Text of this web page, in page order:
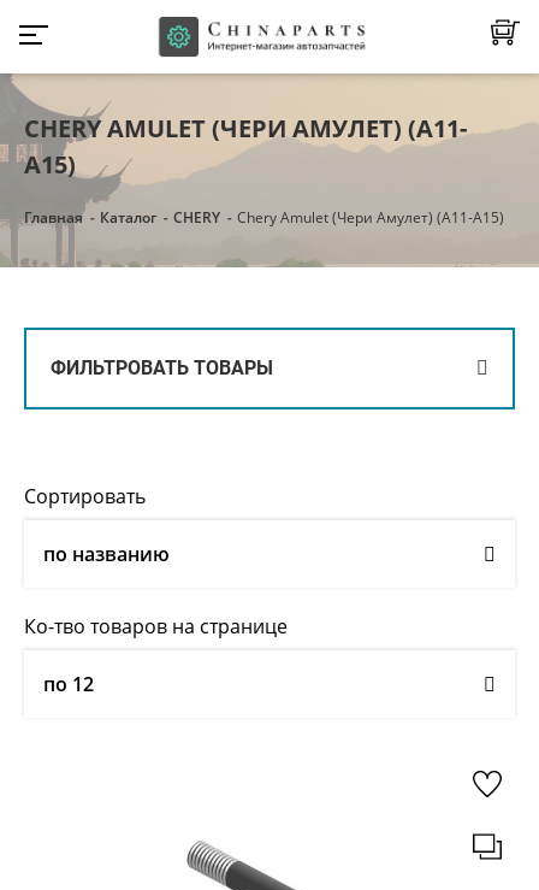
CHERY AMULET (ЧЕРИ АМУЛЕТ) (А11-
А15)
Главная Каталог CHERY Chery Amulet (Чери Амулет) (А11-А15)
ФИЛЬТРОВАТЬ ТОВАРЫ
Сортировать
по названию
Ко-тво товаров на странице
по 12